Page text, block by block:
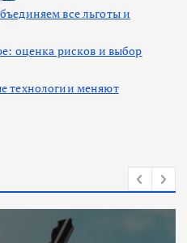
все льготы и
оценка рисков и выбор
технологии меняют